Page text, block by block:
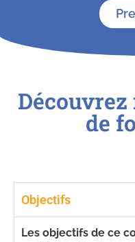
de
Objectifs
Les objectifs de ce